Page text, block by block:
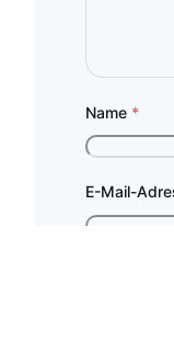
Name *
E-Mail-